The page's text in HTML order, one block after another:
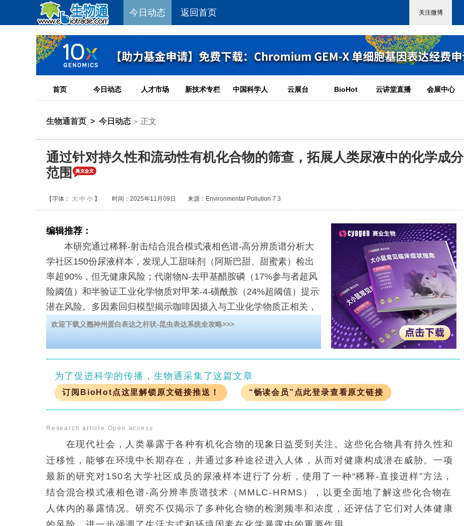
今日动态 返回首页
首页 今日动态 人才市场 新技术专栏 中国科学人 云展台 BioHot 云讲堂直播 会展中心
生物通首页 > 今日动态 > 正文
通过针对持久性和流动性有机化合物的筛查，拓展人类尿液中的化学成分
范围
【字体： 大 中 小 】 时间：2025年11月09日 来源：Environmental Pollution 7.3
编辑推荐：
本研究通过稀释-射击结合混合模式液相色谱-高分辨质谱分析大
学社区150份尿液样本，发现人工甜味剂（阿斯巴甜、甜蜜素）检出
率超90%，但无健康风险；代谢物N-去甲基醋胺磷（17%参与者超风
险阈值）和半验证工业化学物质对甲苯-4-磺酰胺（24%超阈值）提示
潜在风险。多因素回归模型揭示咖啡因摄入与工业化学物质正相关，
年龄与生活方式影响暴露模式，为复杂暴露评估提供新方法。
欢迎下载义翘神州蛋白表达之杆状-昆虫表达系统全攻略>>>
为了促进科学的传播，生物通采集了这篇文章
订阅BioHot点这里解锁原文链接推送！ “畅读会员”点此登录查看原文链接
Research article Open access
在现代社会，人类暴露于各种有机化合物的现象日益受到关注。这些化合物具有持久性和
迁移性，能够在环境中长期存在，并通过多种途径进入人体，从而对健康构成潜在威胁。一项
最新的研究对150名大学社区成员的尿液样本进行了分析，使用了一种“稀释-直接进样”方法，
结合混合模式液相色谱-高分辨率质谱技术（MMLC-HRMS），以更全面地了解这些化合物在
人体内的暴露情况。研究不仅揭示了多种化合物的检测频率和浓度，还评估了它们对人体健康